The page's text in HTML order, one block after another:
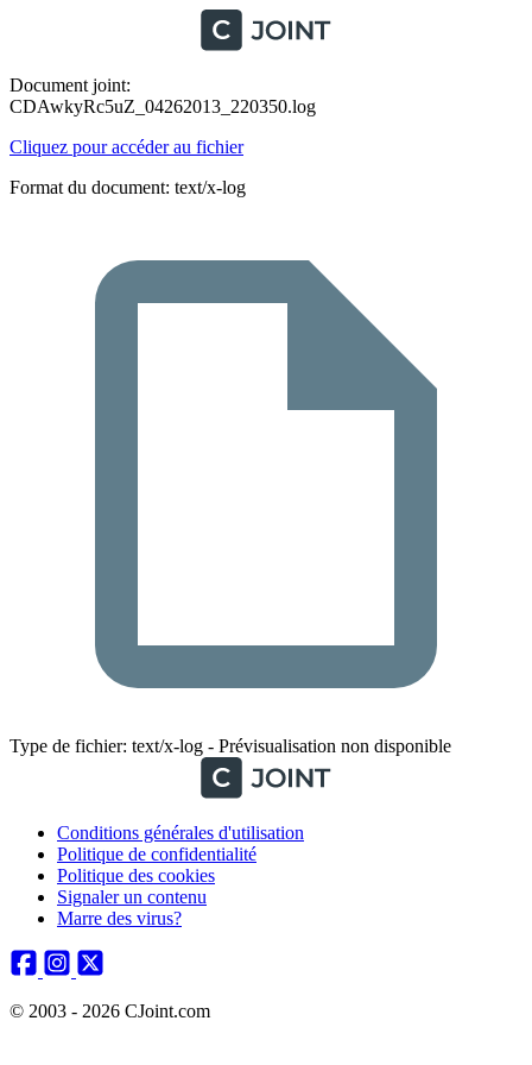
Document joint:
CDAwkyRc5uZ_04262013_220350.log
Cliquez pour accéder au fichier
Format du document: text/x-log
Type de fichier: text/x-log - Prévisualisation non disponible
Conditions générales d'utilisation
Politique de confidentialité
Politique des cookies
Signaler un contenu
Marre des virus?
© 2003 - 2026 CJoint.com